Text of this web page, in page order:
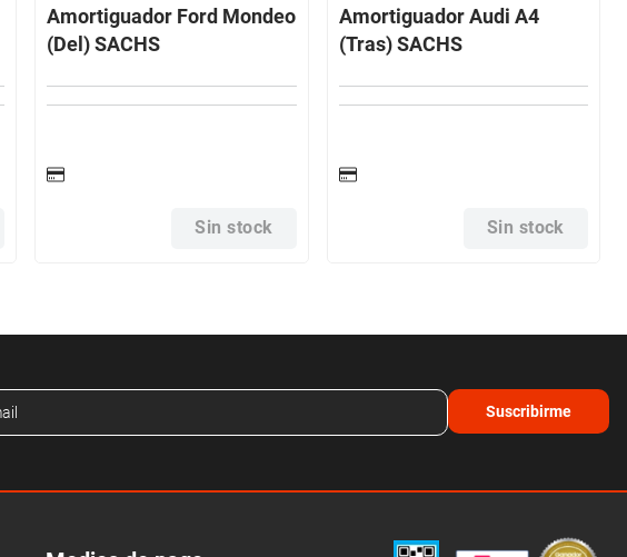
Amortiguador Ford Mondeo
(Del) SACHS
Sin stock
Amortiguador Audi A4
(Tras) SACHS
Sin stock
Suscribirme